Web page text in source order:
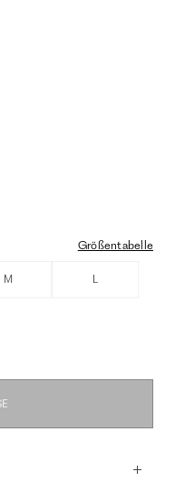
Größentabelle
M L